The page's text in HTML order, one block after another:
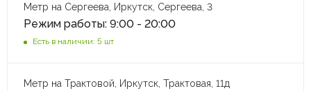
Метр на Сергеева, Иркутск, Сергеева, 3
Режим работы: 9:00 - 20:00
Есть в наличии: 5 шт
Метр на Трактовой, Иркутск, Трактовая, 11д